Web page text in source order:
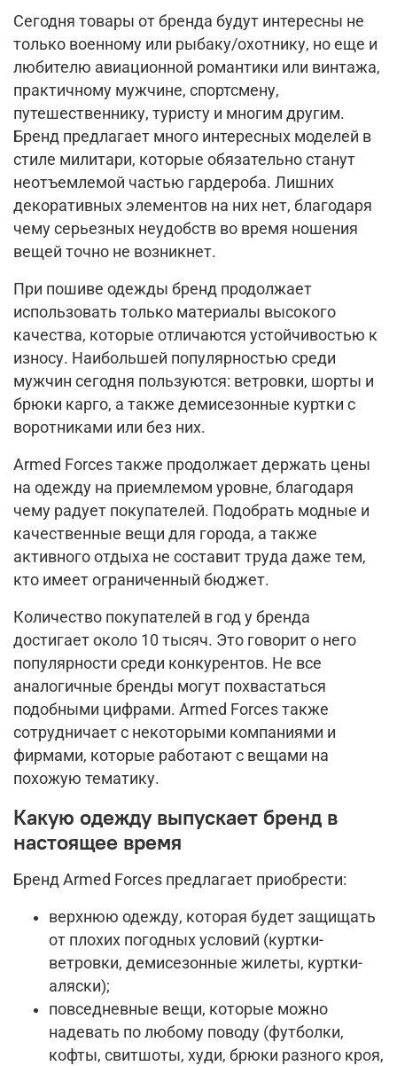
Сегодня товары от бренда будут интересны не
только военному или рыбаку/охотнику, но еще и
любителю авиационной романтики или винтажа,
практичному мужчине, спортсмену,
путешественнику, туристу и многим другим.
Бренд предлагает много интересных моделей в
стиле милитари, которые обязательно станут
неотъемлемой частью гардероба. Лишних
декоративных элементов на них нет, благодаря
чему серьезных неудобств во время ношения
вещей точно не возникнет.
При пошиве одежды бренд продолжает
использовать только материалы высокого
качества, которые отличаются устойчивостью к
износу. Наибольшей популярностью среди
мужчин сегодня пользуются: ветровки, шорты и
брюки карго, а также демисезонные куртки с
воротниками или без них.
Armed Forces также продолжает держать цены
на одежду на приемлемом уровне, благодаря
чему радует покупателей. Подобрать модные и
качественные вещи для города, а также
активного отдыха не составит труда даже тем,
кто имеет ограниченный бюджет.
Количество покупателей в год у бренда
достигает около 10 тысяч. Это говорит о него
популярности среди конкурентов. Не все
аналогичные бренды могут похвастаться
подобными цифрами. Armed Forces также
сотрудничает с некоторыми компаниями и
фирмами, которые работают с вещами на
похожую тематику.
Какую одежду выпускает бренд в
настоящее время
Бренд Armed Forces предлагает приобрести:
верхнюю одежду, которая будет защищать
от плохих погодных условий (куртки-
ветровки, демисезонные жилеты, куртки-
аляски);
повседневные вещи, которые можно
надевать по любому поводу (футболки,
кофты, свитшоты, худи, брюки разного кроя,